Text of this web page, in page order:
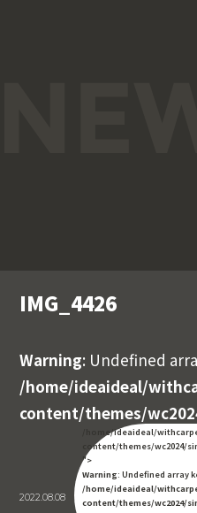
IMG_4426
Warning: Undefined
/home/ideaideal/
content/themes/
2022.08.08
/home/ideaideal/
content/themes/wc2024/
">
Warning: Undefined array
/home/ideaideal/
content/themes/wc2024/